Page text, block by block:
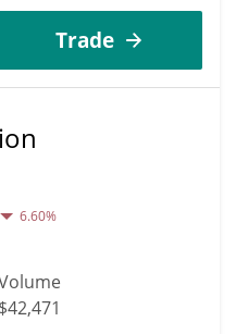
Trade
6.60%
$42,471